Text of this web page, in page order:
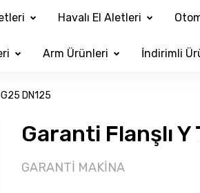
Havalı El Aletleri
Arm Ürünleri İndirimli
DN125
Garanti Flanşlı
GARANTİ MAKİNA